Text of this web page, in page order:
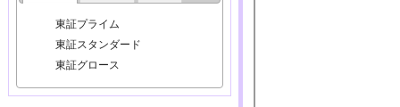
東証プライム
東証スタンダード
東証グロース